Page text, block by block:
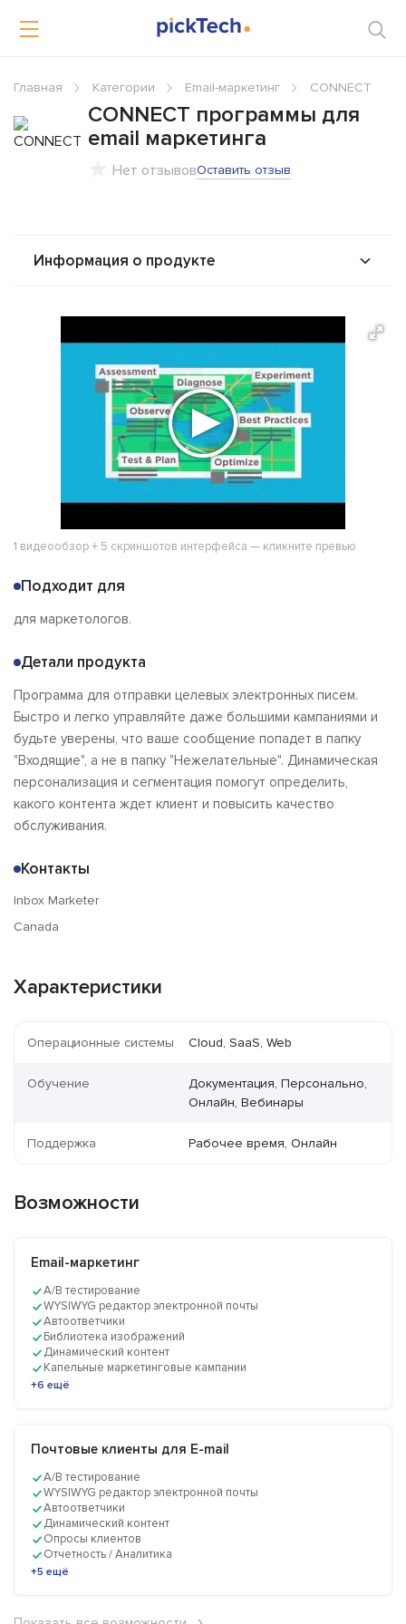
Главная Категории Email-маркетинг CONNECT
CONNECT программы для
email маркетинга
Нет отзывовОставить отзыв
Информация о продукте
Отзывы
1 видеообзор + 5 скриншотов интерфейса — кликните превью
Подходит для
для маркетологов.
Детали продукта
Программа для отправки целевых электронных писем.
Быстро и легко управляйте даже большими кампаниями и
будьте уверены, что ваше сообщение попадет в папку
"Входящие", а не в папку "Нежелательные". Динамическая
персонализация и сегментация помогут определить,
какого контента ждет клиент и повысить качество
обслуживания.
Контакты
Inbox Marketer
Canada
Характеристики
Операционные системы Cloud, SaaS, Web
Обучение
Документация, Персонально,
Онлайн, Вебинары
Поддержка Рабочее время, Онлайн
Возможности
Email-маркетинг
A/B тестирование
WYSIWYG редактор электронной почты
Автоответчики
Библиотека изображений
Динамический контент
Капельные маркетинговые кампании
+6 ещё
Почтовые клиенты для E-mail
A/B тестирование
WYSIWYG редактор электронной почты
Автоответчики
Динамический контент
Опросы клиентов
Отчетность / Аналитика
+5 ещё